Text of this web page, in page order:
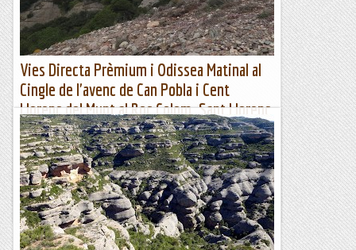
Vies Directa Prèmium i Odissea Matinal al
Cingle de l'avenc de Can Pobla i Cent
Llorenç del Munt al Roc Colom. Sant Llorenç
del Munt.
La Mola de Sant Llorenç del Munt des del peu de la Cinglera
del Roc ColomSom dilluns 19 de febrer, he quedat amb el
Jordi (Cuc) per fer una escaladeta, ell fa dies que vol...
Jaumegrimp 2